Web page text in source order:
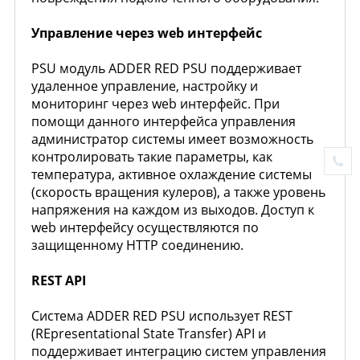
Управление через web интерфейс
PSU модуль ADDER RED PSU поддерживает
удаленное управление, настройку и
мониторинг через web интерфейс. При
помощи данного интерфейса управления
администратор системы имеет возможность
контролировать такие параметры, как
температура, активное охлаждение системы
(скорость вращения кулеров), а также уровень
напряжения на каждом из выходов. Доступ к
web интерфейсу осуществляются по
защищенному HTTP соединению.
REST API
Система ADDER RED PSU использует REST
(REpresentational State Transfer) API и
поддерживает интеграцию систем управления